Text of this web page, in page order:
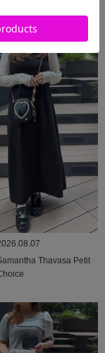
Thavasa Petit